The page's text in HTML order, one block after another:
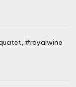
#royalwine